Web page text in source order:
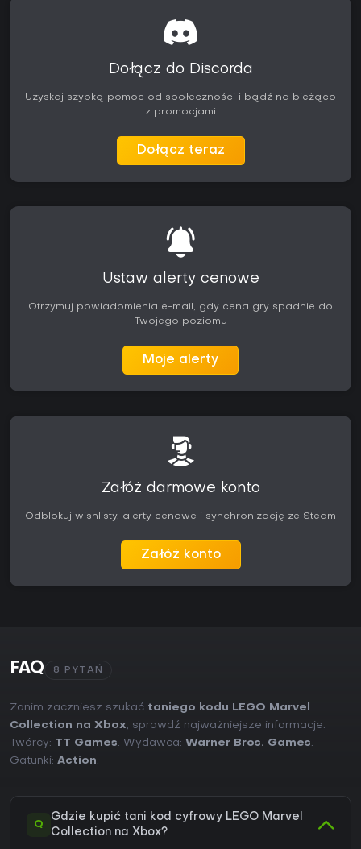
Dołącz do Discorda
Uzyskaj szybką pomoc od społeczności i bądź na bieżąco
z promocjami
Dołącz teraz
Ustaw alerty cenowe
Otrzymuj powiadomienia e-mail, gdy cena gry spadnie do
Twojego poziomu
Moje alerty
Załóż darmowe konto
Odblokuj wishlisty, alerty cenowe i synchronizację ze Steam
Załóż konto
FAQ 8 PYTAŃ
Zanim zaczniesz szukać taniego kodu LEGO Marvel
Collection na Xbox, sprawdź najważniejsze informacje.
Twórcy: TT Games. Wydawca: Warner Bros. Games.
Gatunki: Action.
Q
Gdzie kupić tani kod cyfrowy LEGO Marvel
Collection na Xbox?